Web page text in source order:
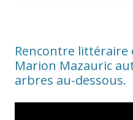
Rencontre littéraire
Marion Mazauric
arbres au-dessous.